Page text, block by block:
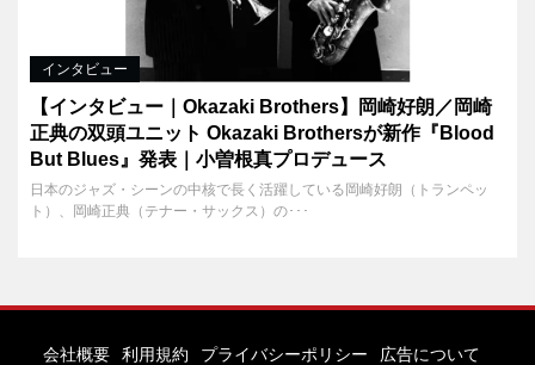
インタビュー
【インタビュー｜Okazaki Brothers】岡崎好朗／岡崎
正典の双頭ユニット Okazaki Brothersが新作『Blood
But Blues』発表｜小曽根真プロデュース
日本のジャズ・シーンの中核で長く活躍している岡崎好朗（トランペッ
ト）、岡崎正典（テナー・サックス）の･･･
会社概要 利用規約 プライバシーポリシー 広告について